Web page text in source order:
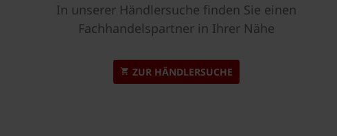
In unserer Händlersuche finden Sie einen
Fachhandelspartner in Ihrer Nähe
ZUR HÄNDLERSUCHE